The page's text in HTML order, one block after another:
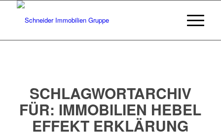
SCHLAGWORTARCHIV
FÜR: IMMOBILIEN HEBEL
EFFEKT ERKLÄRUNG